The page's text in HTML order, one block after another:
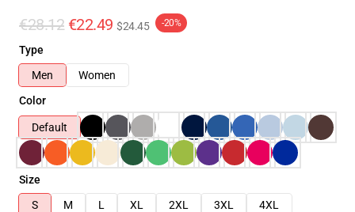
€28.12 €22.49 $24.45 -20%
Type
Men
Women
Color
Default
Size
S
M L XL 2XL 3XL
4XL